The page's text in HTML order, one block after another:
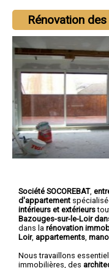
Rénovation
Société SOCOREBAT,
d'appartement
intérieurs et extérieurs
Bazouges-sur-le-Loir
dans la rénovation
Loir, appartements
Nous travaillons
immobilières, des